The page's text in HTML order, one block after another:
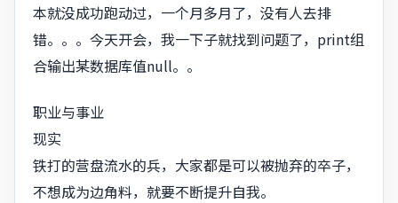
本就没成功跑动过，一个月多月了，没有人去排
错。。。今天开会，我一下子就找到问题了，print组
合输出某数据库值null。。
职业与事业
现实
铁打的营盘流水的兵，大家都是可以被抛弃的卒子，
不想成为边角料，就要不断提升自我。